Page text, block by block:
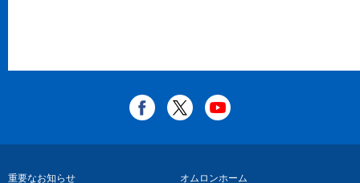
重要なお知らせ オムロンホーム